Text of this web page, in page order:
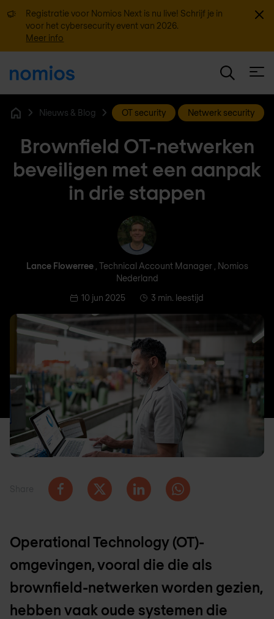
Registratie voor Nomios Next is nu live! Schrijf je in
voor het cybersecurity event van 2026.
Meer info
Nieuws & Blog OT security Netwerk security
Brownfield OT-netwerken
beveiligen met een aanpak
in drie stappen
Lance Flowerree
Lance Flowerree, Technical Account Manager , Nomios
Nederland
10 jun 2025
3 min. leestijd
Operational Technology (OT)-
omgevingen, vooral die die als
brownfield-netwerken worden gezien,
hebben vaak oude systemen die